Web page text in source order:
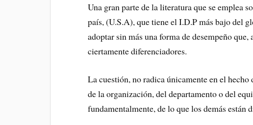
Una gran parte de la literatura que se emplea
país, (U.S.A), que tiene el I.D.P más bajo del
adoptar sin más una forma de desempeño
ciertamente diferenciadores.
La cuestión, no radica únicamente en el
de la organización, del departamento o del
fundamentalmente, de lo que los demás están